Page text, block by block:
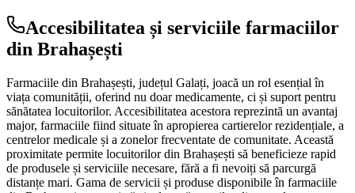
Accesibilitatea și serviciile farmaciilor
din Brahașești
Farmaciile din Brahașești, județul Galați, joacă un rol esențial în
viața comunității, oferind nu doar medicamente, ci și suport pentru
sănătatea locuitorilor. Accesibilitatea acestora reprezintă un avantaj
major, farmaciile fiind situate în apropierea cartierelor rezidențiale, a
centrelor medicale și a zonelor frecventate de comunitate. Această
proximitate permite locuitorilor din Brahașești să beneficieze rapid
de produsele și serviciile necesare, fără a fi nevoiți să parcurgă
distanțe mari. Gama de servicii și produse disponibile în farmaciile